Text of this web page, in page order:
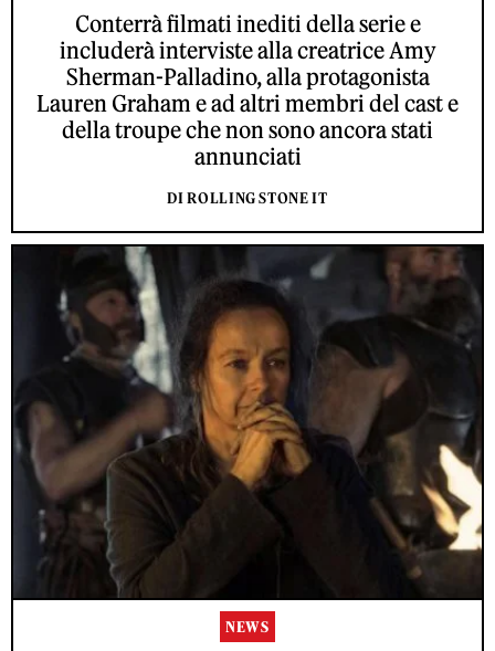
Conterrà filmati inediti della serie e
includerà interviste alla creatrice Amy
Sherman-Palladino, alla protagonista
Lauren Graham e ad altri membri del cast e
della troupe che non sono ancora stati
annunciati
DI ROLLING STONE IT
NEWS